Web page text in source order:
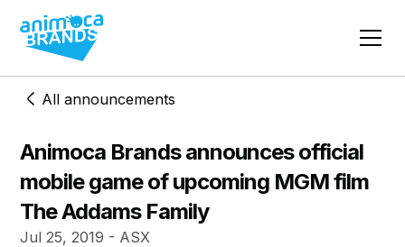
All announcements
Animoca Brands announces official
mobile game of upcoming MGM film
The Addams Family
Jul 25, 2019 - ASX